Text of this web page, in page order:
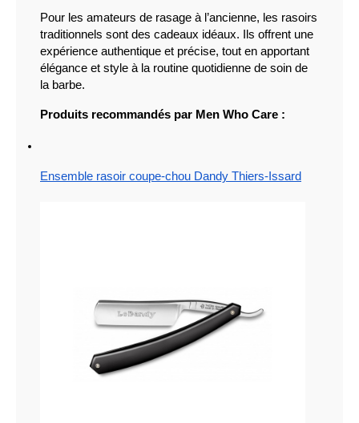
Pour les amateurs de rasage à l’ancienne, les rasoirs
traditionnels sont des cadeaux idéaux. Ils offrent une
expérience authentique et précise, tout en apportant
élégance et style à la routine quotidienne de soin de
la barbe.
Produits recommandés par Men Who Care :
Ensemble rasoir coupe-chou Dandy Thiers-Issard